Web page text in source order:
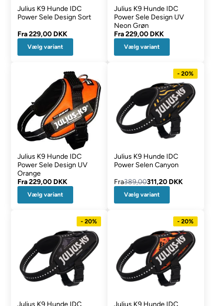
Julius K9 Hunde IDC
Power Sele Design Sort
Fra229,00 DKK
Vælg variant
Julius K9 Hunde IDC
Power Sele Design UV
Neon Grøn
Fra229,00 DKK
Vælg variant
Julius K9 Hunde IDC
Power Sele Design UV
Orange
Fra229,00 DKK
Vælg variant
- 20%
Julius K9 Hunde IDC
Power Selen Canyon
Fra389,00311,20 DKK
Vælg variant
- 20%
Julius K9 Hunde IDC
- 20%
Julius K9 Hunde IDC